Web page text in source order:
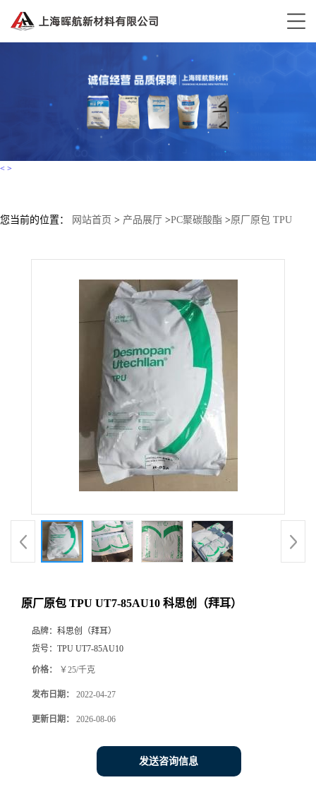
< >
您当前的位置： 网站首页 > 产品展厅 >PC聚碳酸酯 >原厂原包 TPU
原厂原包 TPU UT7-85AU10 科思创（拜耳）
品牌： 科思创（拜耳）
货号： TPU UT7-85AU10
价格： ￥25/千克
发布日期： 2022-04-27
更新日期： 2026-08-06
发送咨询信息